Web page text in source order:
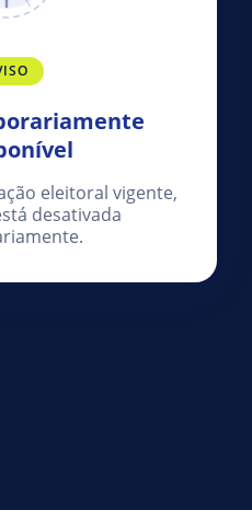
eleitoral vigente,
desativada